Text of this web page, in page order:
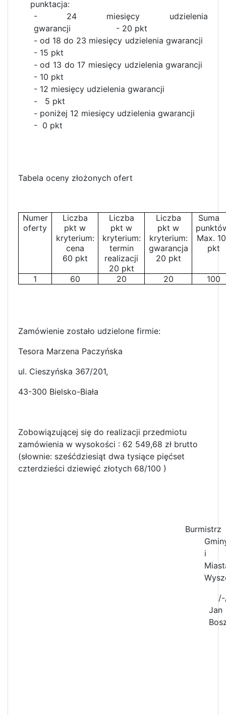
punktacja:
- 24 miesięcy udzielenia
gwarancji - 20 pkt
- od 18 do 23 miesięcy udzielenia gwarancji
- 15 pkt
- od 13 do 17 miesięcy udzielenia gwarancji
- 10 pkt
- 12 miesięcy udzielenia gwarancji
- 5 pkt
- poniżej 12 miesięcy udzielenia gwarancji
- 0 pkt
Tabela oceny złożonych ofert
Numer
oferty
Liczba
pkt w
kryterium:
cena
60 pkt
Liczba
pkt w
kryterium:
termin
realizacji
20 pkt
Liczba
pkt w
kryterium:
gwarancja
20 pkt
Suma
Max.
pkt
1 60 20 20 100
Zamówienie zostało udzielone firmie:
Tesora Marzena Paczyńska
ul. Cieszyńska 367/201,
43-300 Bielsko-Biała
Zobowiązującej się do realizacji przedmiotu
zamówienia w wysokości : 62 549,68 zł brutto
(słownie: sześćdziesiąt dwa tysiące pięćset
czterdzieści dziewięć złotych 68/100 )
Burmistrz
i
Jan